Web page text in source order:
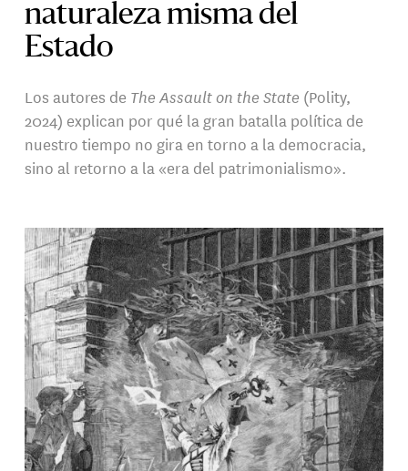
naturaleza misma del
Estado
Los autores de The Assault on the State (Polity,
2024) explican por qué la gran batalla política de
nuestro tiempo no gira en torno a la democracia,
sino al retorno a la «era del patrimonialismo».